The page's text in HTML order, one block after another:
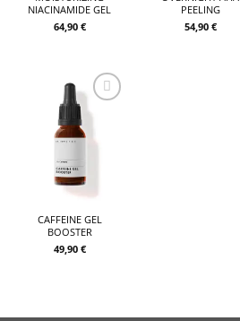
NIACINAMIDE GEL
64,90 €
PEELING
54,90 €
add to
CAFFEINE GEL
BOOSTER
49,90 €